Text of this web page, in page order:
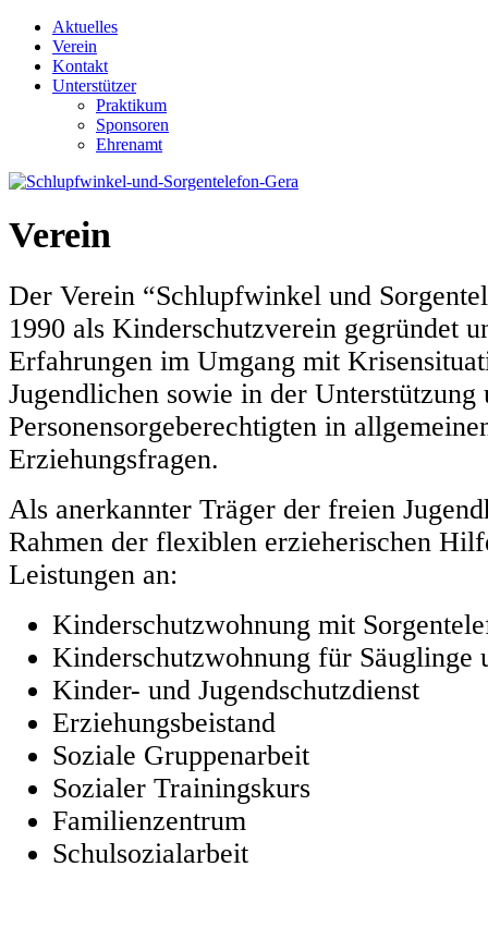
Aktuelles
Verein
Kontakt
Unterstützer
Praktikum
Sponsoren
Ehrenamt
Verein
Der Verein “Schlupfwinkel und
1990 als Kinderschutzverein gegründet
Erfahrungen im Umgang mit
Jugendlichen sowie in der Unterstützung
Personensorgeberechtigten in
Erziehungsfragen.
Als anerkannter Träger der freien
Rahmen der flexiblen erzieherischen
Leistungen an:
Kinderschutzwohnung mit
Kinderschutzwohnung für Säuglinge
Kinder- und Jugendschutzdienst
Erziehungsbeistand
Soziale Gruppenarbeit
Sozialer Trainingskurs
Familienzentrum
Schulsozialarbeit